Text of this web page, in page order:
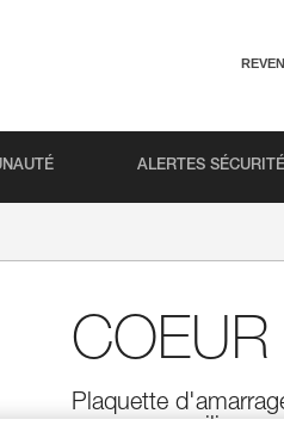
ALERTES SÉCURITÉ
COEUR
Plaquette